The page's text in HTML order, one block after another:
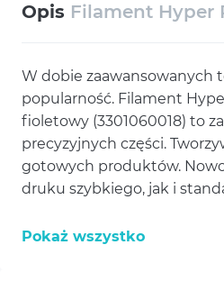
Opis Filament Hyper
W dobie zaawansowanych
popularność. Filament
fioletowy (3301060018) to
precyzyjnych części.
gotowych produktów.
druku szybkiego, jak i
Kup filament
Pokaż wszystko